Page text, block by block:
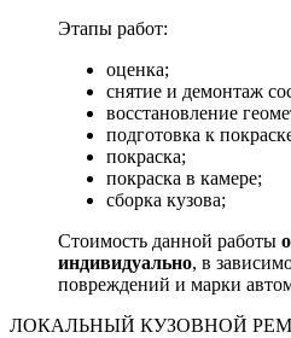
Этапы работ:
оценка;
снятие и демонтаж
восстановление
подготовка к
покраска;
покраска в камере;
сборка кузова;
Стоимость данной работы
индивидуально, в
повреждений и марки
ЛОКАЛЬНЫЙ КУЗОВНОЙ